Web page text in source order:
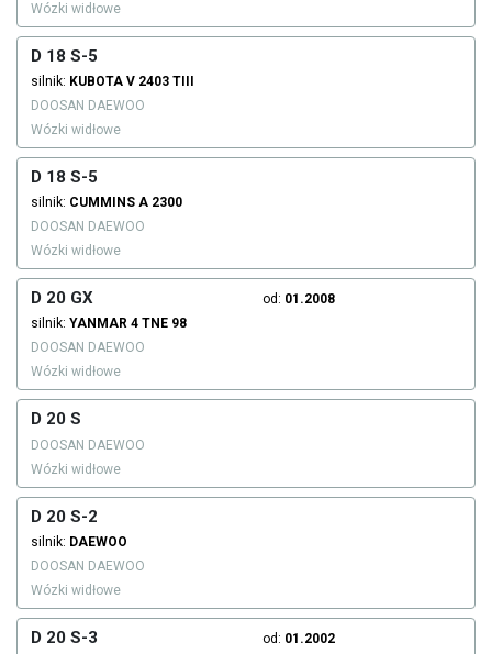
Wózki widłowe
D 18 S-5
silnik: KUBOTA V 2403 TIII
DOOSAN DAEWOO
Wózki widłowe
D 18 S-5
silnik: CUMMINS A 2300
DOOSAN DAEWOO
Wózki widłowe
D 20 GX od: 01.2008
silnik: YANMAR 4 TNE 98
DOOSAN DAEWOO
Wózki widłowe
D 20 S
DOOSAN DAEWOO
Wózki widłowe
D 20 S-2
silnik: DAEWOO
DOOSAN DAEWOO
Wózki widłowe
D 20 S-3 od: 01.2002